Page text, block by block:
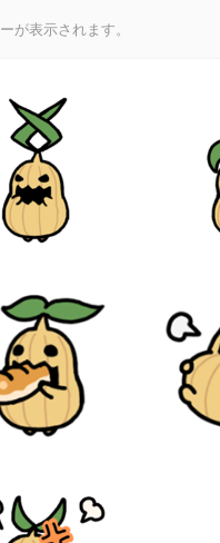
が表示されます。